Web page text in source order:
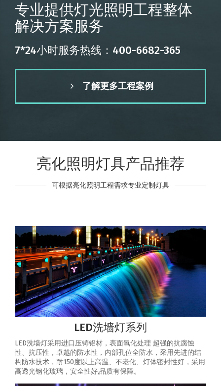
专业提供灯光照明工程整体
解决方案服务
7*24小时服务热线：400-6682-365
了解更多工程案例
亮化照明灯具产品推荐
可根据亮化照明工程需求专业定制灯具
LED洗墙灯系列
LED洗墙灯采用进口压铸铝材，表面氧化处理 超强的抗腐蚀
性、抗压性，卓越的防水性，内部孔位全防水，采用先进的结
构防水技术，耐150度以上高温、不老化、灯体密封性好，采用
高透光钢化玻璃，安全性好,品质有保障。